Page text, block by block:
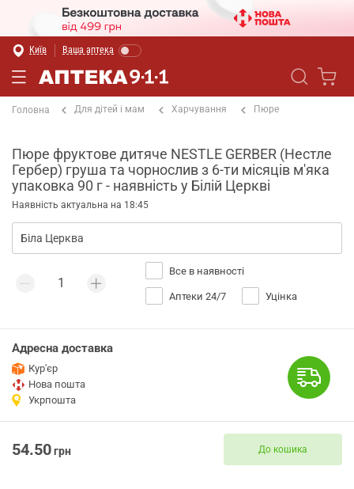
Київ Ваша аптека
Головна Для дітей і мам Харчування Пюре
Пюре фруктове дитяче NESTLE GERBER (Нестле
Гербер) груша та чорнослив з 6-ти місяців м'яка
упаковка 90 г - наявність у Білій Церкві
Наявність актуальна на 18:45
Все в наявності
Аптеки 24/7 Уцінка
Адресна доставка
Кур'єр
Нова пошта
Укрпошта
54.50грн До кошика